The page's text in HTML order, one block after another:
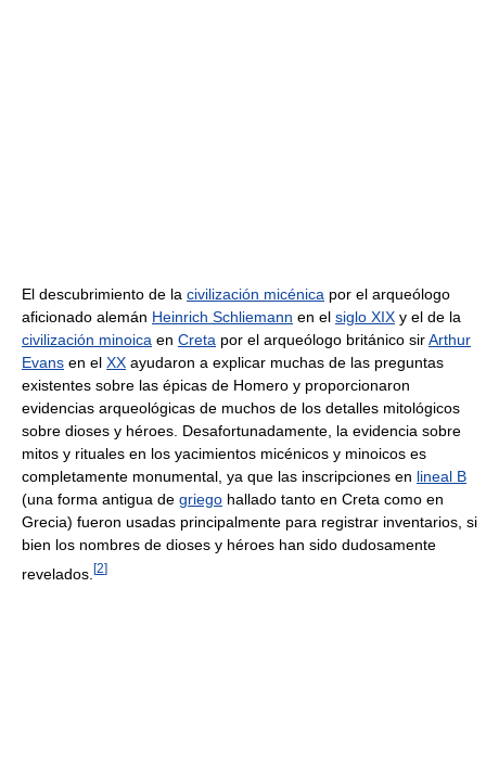
El descubrimiento de la civilización micénica por el arqueólogo
aficionado alemán Heinrich Schliemann en el siglo XIX y el de la
civilización minoica en Creta por el arqueólogo británico sirArthur
Evans en el XX ayudaron a explicar muchas de las preguntas
existentes sobre las épicas de Homero y proporcionaron
evidencias arqueológicas de muchos de los detalles mitológicos
sobre dioses y héroes. Desafortunadamente, la evidencia sobre
mitos y rituales en los yacimientos micénicos y minoicos es
completamente monumental, ya que las inscripciones en lineal B
(una forma antigua de griego hallado tanto en Creta como en
Grecia) fueron usadas principalmente para registrar inventarios, si
bien los nombres de dioses y héroes han sido dudosamente
revelados. [2]